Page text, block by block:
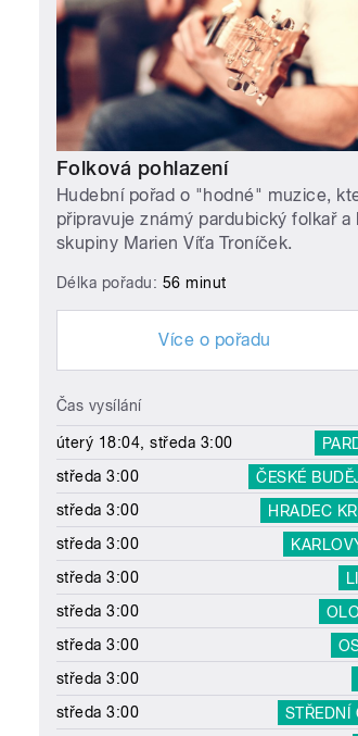
Folková pohlazení
Hudební pořad o "hodné" muzice,
připravuje známý pardubický folkař a
skupiny Marien Víťa Troníček.
Délka pořadu: 56 minut
Více o pořadu
Čas vysílání
úterý 18:04, středa 3:00
středa 3:00
ČESKÉ
středa 3:00
HRADEC
středa 3:00
středa 3:00
středa 3:00
středa 3:00
středa 3:00
středa 3:00
STŘEDNÍ